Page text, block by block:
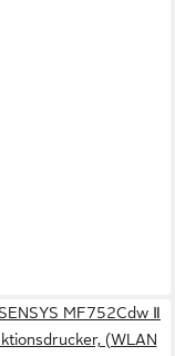
MF752Cdw Ⅱ
(WLAN